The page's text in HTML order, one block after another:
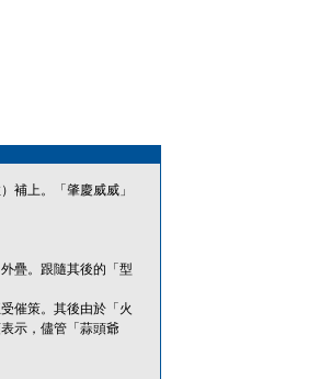
補上。「肇慶威威」
疊。跟隨其後的「型
催策。其後由於「火
示，儘管「蒜頭爺